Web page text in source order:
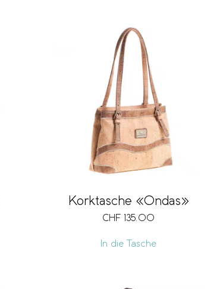
Korktasche «Ondas»
CHF 135.00
In die Tasche